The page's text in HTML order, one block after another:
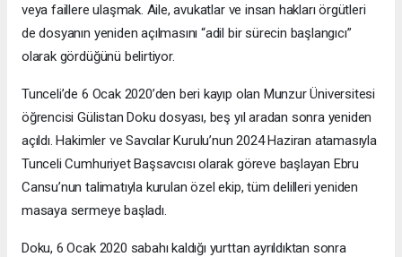
veya faillere ulaşmak. Aile, avukatlar ve insan hakları örgütleri
de dosyanın yeniden açılmasını “adil bir sürecin başlangıcı”
olarak gördüğünü belirtiyor.
Tunceli’de 6 Ocak 2020’den beri kayıp olan Munzur Üniversitesi
öğrencisi Gülistan Doku dosyası, beş yıl aradan sonra yeniden
açıldı. Hakimler ve Savcılar Kurulu’nun 2024 Haziran atamasıyla
Tunceli Cumhuriyet Başsavcısı olarak göreve başlayan Ebru
Cansu’nun talimatıyla kurulan özel ekip, tüm delilleri yeniden
masaya sermeye başladı.
Doku, 6 Ocak 2020 sabahı kaldığı yurttan ayrıldıktan sonra